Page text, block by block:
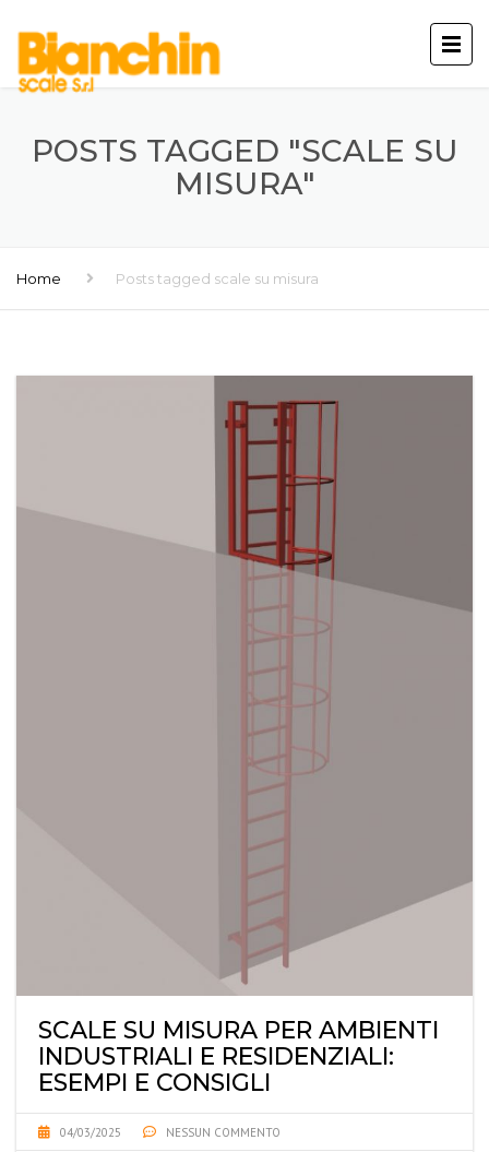
POSTS TAGGED "SCALE SU
MISURA"
Home Posts tagged scale su misura
SCALE SU MISURA PER AMBIENTI
INDUSTRIALI E RESIDENZIALI:
ESEMPI E CONSIGLI
04/03/2025 NESSUN COMMENTO